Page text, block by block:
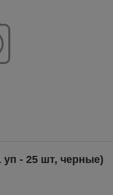
уп - 25 шт, черные)